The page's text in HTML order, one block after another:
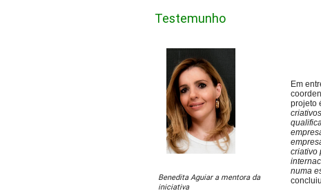
Testemunho
Benedita Aguiar a mentora da
iniciativa
Em
projeto
criativo
numa